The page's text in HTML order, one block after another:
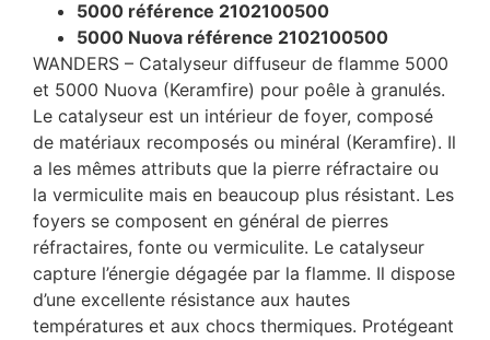
5000 référence 2102100500
5000 Nuova référence 2102100500
WANDERS – Catalyseur diffuseur de flamme 5000
et 5000 Nuova (Keramfire) pour poêle à granulés.
Le catalyseur est un intérieur de foyer, composé
de matériaux recomposés ou minéral (Keramfire). Il
a les mêmes attributs que la pierre réfractaire ou
la vermiculite mais en beaucoup plus résistant. Les
foyers se composent en général de pierres
réfractaires, fonte ou vermiculite. Le catalyseur
capture l’énergie dégagée par la flamme. Il dispose
d’une excellente résistance aux hautes
températures et aux chocs thermiques. Protégeant